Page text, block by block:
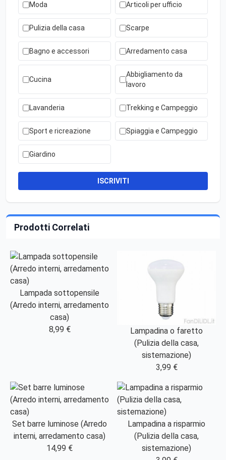
Moda Articoli per ufficio
Pulizia della casa Scarpe
Bagno e accessori Arredamento casa
Cucina
Abbigliamento da
lavoro
Lavanderia Trekking e Campeggio
Sport e ricreazione Spiaggia e Campeggio
Giardino
ISCRIVITI
Prodotti Correlati
Lampada sottopensile
(Arredo interni, arredamento
casa)
8,99 €
Lampadina o faretto
(Pulizia della casa,
sistemazione)
3,99 €
Set barre luminose (Arredo
interni, arredamento casa)
14,99 €
Lampadina a risparmio
(Pulizia della casa,
sistemazione)